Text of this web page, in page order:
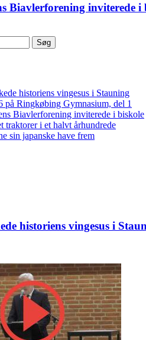
Biavlerforening inviterede i
historiens vingesus i Stauning
på Ringkøbing Gymnasium, del 1
Biavlerforening inviterede i biskole
traktorer i et halvt århundrede
sin japanske have frem
historiens vingesus i